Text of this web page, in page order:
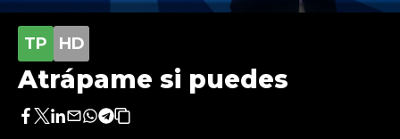
Atrápame si puedes
Facebook
Twitter
LinkedIn
Enviar
Whatsapp
Telegram
Copiar